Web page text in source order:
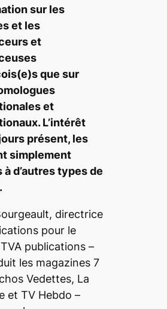
sur les
et les
et
que sur
et
L’intérêt
présent, les
simplement
à d’autres types de
directrice
pour le
publications –
les magazines7
Vedettes, La
et TV Hebdo –